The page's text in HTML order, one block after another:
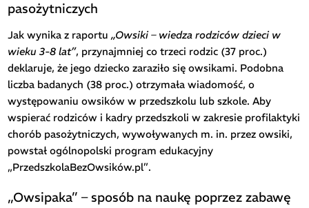
pasożytniczych
Jak wynika z raportu„Owsiki – wiedza rodziców dzieci w
wieku 3-8 lat”, przynajmniej co trzeci rodzic (37 proc.)
deklaruje, że jego dziecko zaraziło się owsikami. Podobna
liczba badanych (38 proc.) otrzymała wiadomość, o
występowaniu owsików w przedszkolu lub szkole. Aby
wspierać rodziców i kadry przedszkoli w zakresie profilaktyki
chorób pasożytniczych, wywoływanych m. in. przez owsiki,
powstał ogólnopolski program edukacyjny
„PrzedszkolaBezOwsików.pl”.
„Owsipaka” – sposób na naukę poprzez zabawę